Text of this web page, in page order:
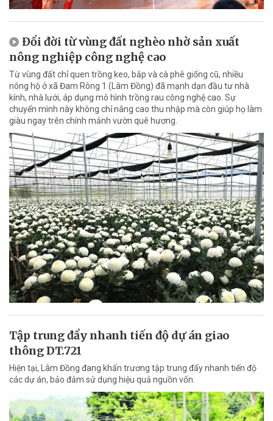
Đổi đời từ vùng đất nghèo nhờ sản xuất
nông nghiệp công nghệ cao
Từ vùng đất chỉ quen trồng keo, bắp và cà phê giống cũ, nhiều
nông hộ ở xã Đam Rông 1 (Lâm Đồng) đã mạnh dạn đầu tư nhà
kính, nhà lưới, áp dụng mô hình trồng rau công nghệ cao. Sự
chuyển mình này không chỉ nâng cao thu nhập mà còn giúp họ làm
giàu ngay trên chính mảnh vườn quê hương.
Tập trung đẩy nhanh tiến độ dự án giao
thông DT.721
Hiện tại, Lâm Đồng đang khẩn trương tập trung đẩy nhanh tiến độ
các dự án, bảo đảm sử dụng hiệu quả nguồn vốn.